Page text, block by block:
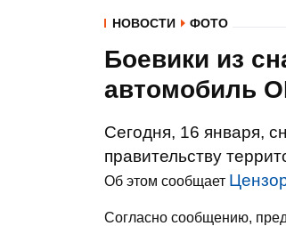
НОВОСТИ ФОТО
Боевики из
автомобиль
Сегодня, 16 января,
правительству
Об этом сообщает
Согласно сообщению,